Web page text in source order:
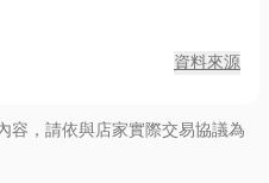
資料來源
容，請依與店家實際交易協議為